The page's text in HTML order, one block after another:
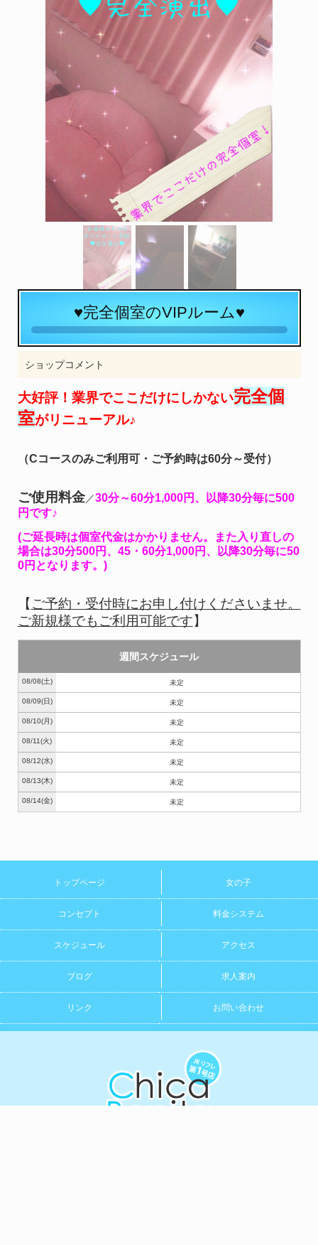
♥完全個室のVIPルーム♥
ショップコメント
大好評！業界でここだけにしかない完全個
室がリニューアル♪
（Cコースのみご利用可・ご予約時は60分～受付）
ご使用料金／30分～60分1,000円、以降30分毎に500
円です♪
(ご延長時は個室代金はかかりません。また入り直しの
場合は30分500円、45・60分1,000円、以降30分毎に50
0円となります。)
【 ご予約・受付時にお申し付けくださいませ。
ご新規様でもご利用可能です】
週間スケジュール
08/08(土)
08/09(日)
08/10(月)
08/11(火)
08/12(水)
08/13(木)
08/14(金)
未定
未定
未定
未定
未定
未定
未定
トップページ 女の子
コンセプト 料金システム
スケジュール アクセス
ブログ 求人案内
リンク お問い合わせ